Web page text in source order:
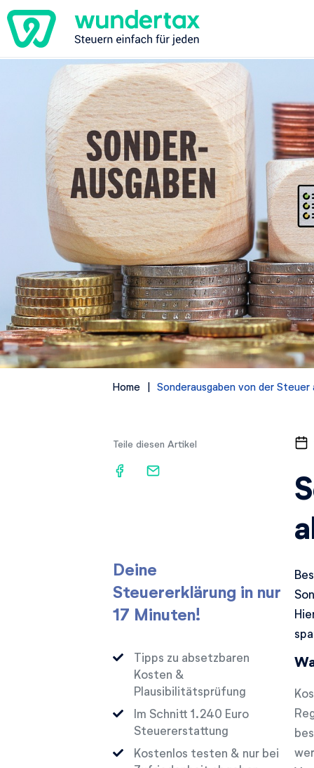
Home Sonderausgaben von der Steuer
Teile diesen Artikel
Deine
Steuererklärung in nur
17 Minuten!
Tipps zu absetzbaren
Kosten &
Plausibilitätsprüfung
Im Schnitt
Euro
Steuererstattung
Kostenlos testen & nur bei